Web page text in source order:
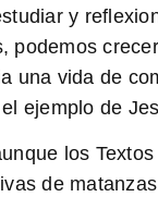
y
podemos
una vida de
ejemplo de
los
de